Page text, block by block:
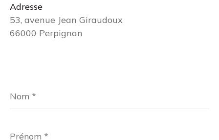
Adresse
53, avenue Jean Giraudoux
66000 Perpignan
*
*